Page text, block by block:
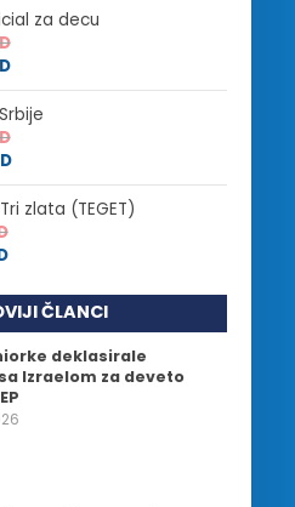
za decu
zlata (TEGET)
ČLANCI
deklasirale
Izraelom za deveto